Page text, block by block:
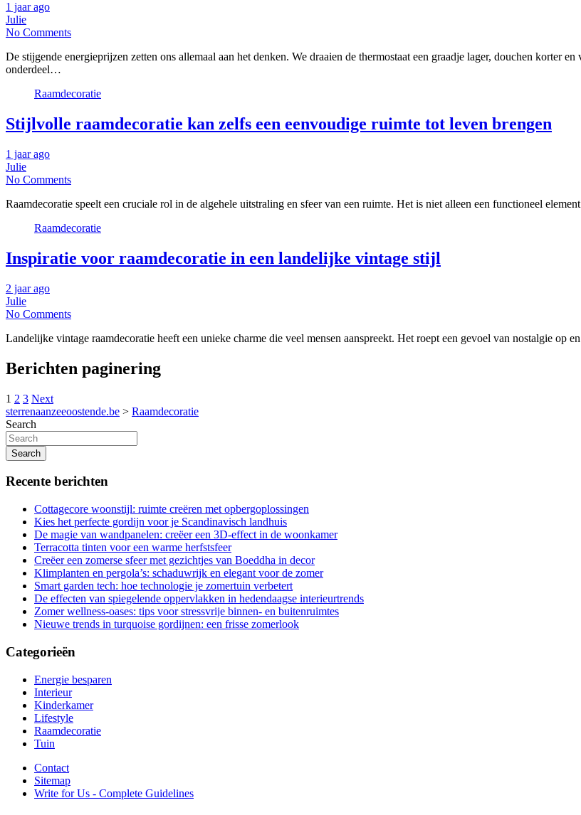
1 jaar ago
Julie
No Comments
De stijgende energieprijzen zetten ons allemaal aan het denken. We draaien de thermostaat een graadje lager, douchen korter
onderdeel…
Raamdecoratie
Stijlvolle raamdecoratie kan zelfs een eenvoudige ruimte tot leven brengen
1 jaar ago
Julie
No Comments
Raamdecoratie speelt een cruciale rol in de algehele uitstraling en sfeer van een ruimte. Het is niet alleen een functioneel
Raamdecoratie
Inspiratie voor raamdecoratie in een landelijke vintage stijl
2 jaar ago
Julie
No Comments
Landelijke vintage raamdecoratie heeft een unieke charme die veel mensen aanspreekt. Het roept een gevoel van nostalgie
Berichten paginering
1 2 3 Next
sterrenaanzeeoostende.be > Raamdecoratie
Search
Search
Recente berichten
Cottagecore woonstijl: ruimte creëren met opbergoplossingen
Kies het perfecte gordijn voor je Scandinavisch landhuis
De magie van wandpanelen: creëer een 3D-effect in de woonkamer
Terracotta tinten voor een warme herfstsfeer
Creëer een zomerse sfeer met gezichtjes van Boeddha in decor
Klimplanten en pergola’s: schaduwrijk en elegant voor de zomer
Smart garden tech: hoe technologie je zomertuin verbetert
De effecten van spiegelende oppervlakken in hedendaagse interieurtrends
Zomer wellness-oases: tips voor stressvrije binnen- en buitenruimtes
Nieuwe trends in turquoise gordijnen: een frisse zomerlook
Categorieën
Energie besparen
Interieur
Kinderkamer
Lifestyle
Raamdecoratie
Tuin
Contact
Sitemap
Write for Us - Complete Guidelines